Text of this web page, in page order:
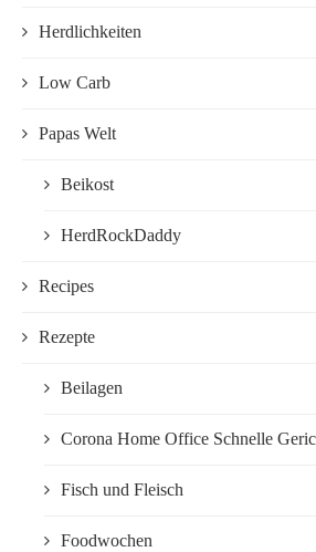
Herdlichkeiten
Low Carb
Papas Welt
Beikost
HerdRockDaddy
Recipes
Rezepte
Beilagen
Corona Home Office Schnelle
Fisch und Fleisch
Foodwochen